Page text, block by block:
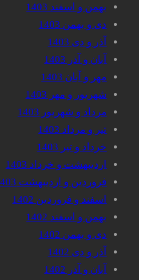
بهمن و اسفند 1403
دی و بهمن 1403
آذر و دی 1403
آبان و آذر 1403
مهر و آبان 1403
شهریور و مهر 1403
مرداد و شهریور 1403
تیر و مرداد 1403
خرداد و تیر 1403
اردیبهشت و خرداد 1403
فروردین و اردیبهشت 1403
اسفند و فروردین 1402
بهمن و اسفند 1402
دی و بهمن 1402
آذر و دی 1402
آبان و آذر 1402